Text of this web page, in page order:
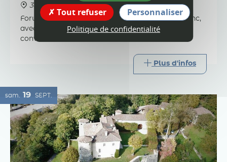
38470 L'Albenc
Forum des associations à la commune de l'Albenc,
avec divers stands pour trouver le club qui vous
conviendra.
Plus d'infos
sam. 19 SEPT.
Tout refuser
Personnaliser
Politique de confidentialité